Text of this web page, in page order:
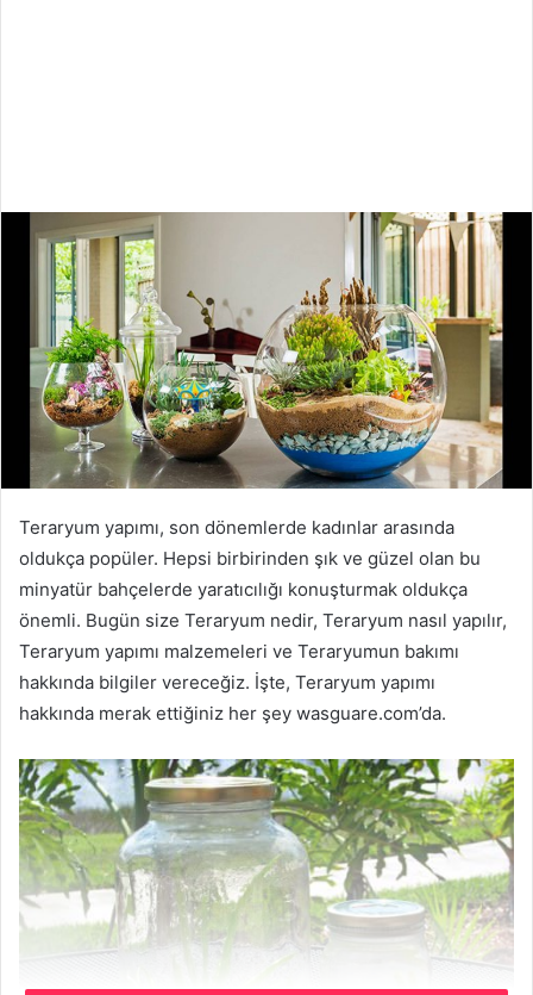
Teraryum yapımı, son dönemlerde kadınlar arasında
oldukça popüler. Hepsi birbirinden şık ve güzel olan bu
minyatür bahçelerde yaratıcılığı konuşturmak oldukça
önemli. Bugün size Teraryum nedir, Teraryum nasıl yapılır,
Teraryum yapımı malzemeleri ve Teraryumun bakımı
hakkında bilgiler vereceğiz. İşte, Teraryum yapımı
hakkında merak ettiğiniz her şey wasguare.com’da.